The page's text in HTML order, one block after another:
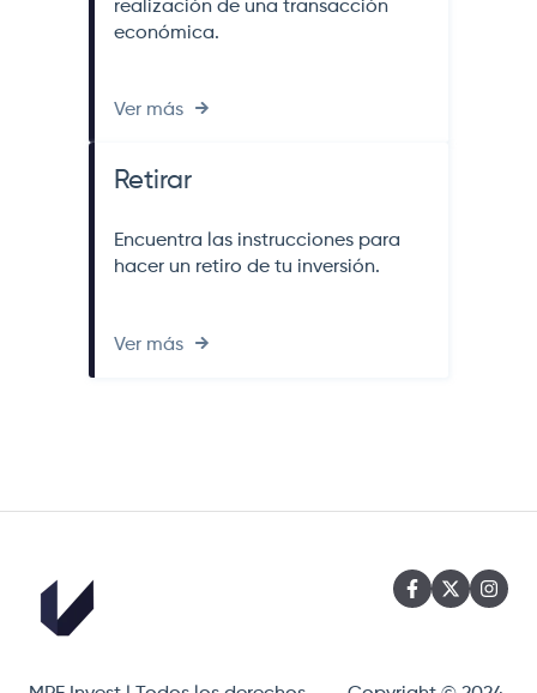
realización de una transacción
económica.
Ver más
Retirar
Encuentra las instrucciones para
hacer un retiro de tu inversión.
Ver más